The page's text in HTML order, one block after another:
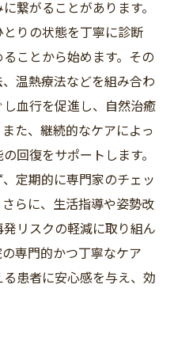
繋がることがあります。
りの状態を丁寧に診断
ことから始めます。その
温熱療法などを組み合わ
血行を促進し、自然治癒
た、継続的なケアによっ
回復をサポートします。
定期的に専門家のチェッ
らに、生活指導や姿勢改
リスクの軽減に取り組ん
専門的かつ丁寧なケア
患者に安心感を与え、効